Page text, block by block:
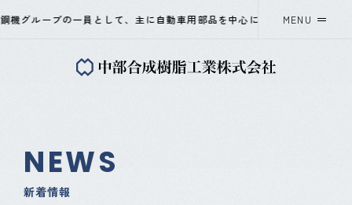
ループの一員として、主に自動車用部品を中心に、プラスチック射出
MENU
中部合成樹脂工業について
会社概要
NEWS
新着情報